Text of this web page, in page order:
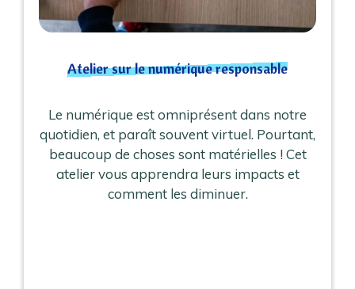
Atelier sur le numérique responsable
Le numérique est omniprésent dans notre
quotidien, et paraît souvent virtuel. Pourtant,
beaucoup de choses sont matérielles ! Cet
atelier vous apprendra leurs impacts et
comment les diminuer.